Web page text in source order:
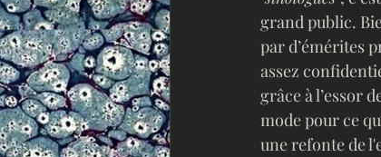
grand public.
par d’émérites
assez
grâce à l’essor
mode pour ce
une refonte de